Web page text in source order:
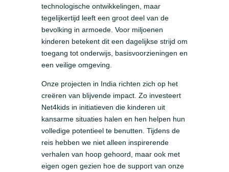
technologische ontwikkelingen, maar
tegelijkertijd leeft een groot deel van de
bevolking in armoede. Voor miljoenen
kinderen betekent dit een dagelijkse strijd om
toegang tot onderwijs, basisvoorzieningen en
een veilige omgeving.
Onze projecten in India richten zich op het
creëren van blijvende impact. Zo investeert
Net4kids in initiatieven die kinderen uit
kansarme situaties halen en hen helpen hun
volledige potentieel te benutten. Tijdens de
reis hebben we niet alleen inspirerende
verhalen van hoop gehoord, maar ook met
eigen ogen gezien hoe de support van onze